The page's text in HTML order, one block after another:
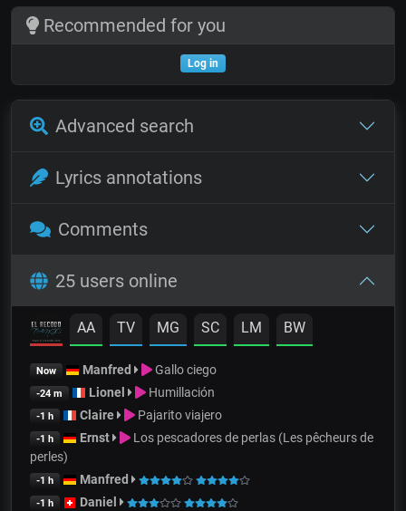
Recommended for you
Log in
Advanced search
Lyrics annotations
Comments
25 users online
AA TV MG SC LM BW
Now Manfred Gallo ciego
-24 m Lionel Humillación
-1 h Claire Pajarito viajero
-1 h Ernst
Los pescadores de perlas (Les pêcheurs de
perles)
-1 h Manfred
-1 h Daniel